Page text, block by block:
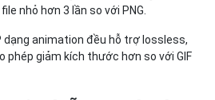
nhỏ hơn 3 lần so với PNG.
dạng animation đều hỗ trợ lossless,
phép giảm kích thước hơn so với GIF